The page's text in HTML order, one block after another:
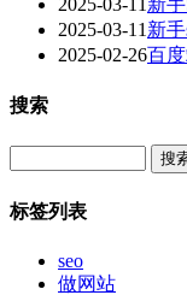
2025-03-11 新
2025-02-26百
搜索
标签列表
seo
做网站